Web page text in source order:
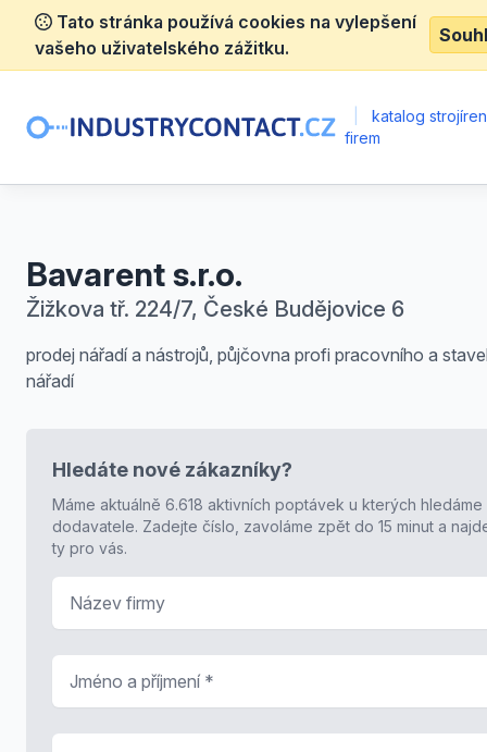
Tato stránka používá cookies na vylepšení
vašeho uživatelského zážitku.
katalog
firem
Bavarent s.r.o.
Žižkova tř. 224/7, České Budějovice 6
prodej nářadí a nástrojů, půjčovna profi pracovního a
nářadí
Hledáte nové zákazníky?
Máme aktuálně 6.618 aktivních poptávek u kterých hledáme
dodavatele. Zadejte číslo, zavoláme zpět do 15 minut a
ty pro vás.